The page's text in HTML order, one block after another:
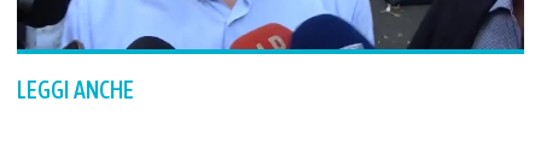
LEGGI ANCHE